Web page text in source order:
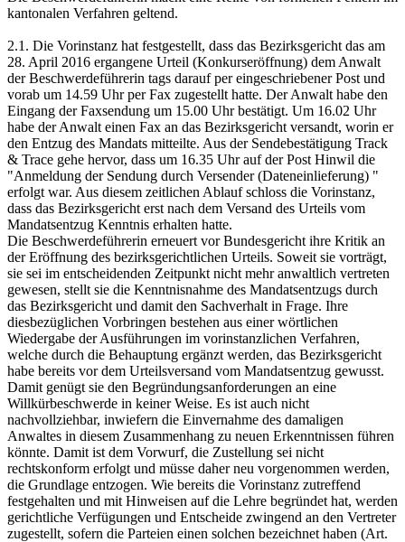
kantonalen Verfahren geltend.
2.1. Die Vorinstanz hat festgestellt, dass das Bezirksgericht das am
28. April 2016 ergangene Urteil (Konkurseröffnung) dem Anwalt
der Beschwerdeführerin tags darauf per eingeschriebener Post und
vorab um 14.59 Uhr per Fax zugestellt hatte. Der Anwalt habe den
Eingang der Faxsendung um 15.00 Uhr bestätigt. Um 16.02 Uhr
habe der Anwalt einen Fax an das Bezirksgericht versandt, worin er
den Entzug des Mandats mitteilte. Aus der Sendebestätigung Track
& Trace gehe hervor, dass um 16.35 Uhr auf der Post Hinwil die
"Anmeldung der Sendung durch Versender (Dateneinlieferung) "
erfolgt war. Aus diesem zeitlichen Ablauf schloss die Vorinstanz,
dass das Bezirksgericht erst nach dem Versand des Urteils vom
Mandatsentzug Kenntnis erhalten hatte.
Die Beschwerdeführerin erneuert vor Bundesgericht ihre Kritik an
der Eröffnung des bezirksgerichtlichen Urteils. Soweit sie vorträgt,
sie sei im entscheidenden Zeitpunkt nicht mehr anwaltlich vertreten
gewesen, stellt sie die Kenntnisnahme des Mandatsentzugs durch
das Bezirksgericht und damit den Sachverhalt in Frage. Ihre
diesbezüglichen Vorbringen bestehen aus einer wörtlichen
Wiedergabe der Ausführungen im vorinstanzlichen Verfahren,
welche durch die Behauptung ergänzt werden, das Bezirksgericht
habe bereits vor dem Urteilsversand vom Mandatsentzug gewusst.
Damit genügt sie den Begründungsanforderungen an eine
Willkürbeschwerde in keiner Weise. Es ist auch nicht
nachvollziehbar, inwiefern die Einvernahme des damaligen
Anwaltes in diesem Zusammenhang zu neuen Erkenntnissen führen
könnte. Damit ist dem Vorwurf, die Zustellung sei nicht
rechtskonform erfolgt und müsse daher neu vorgenommen werden,
die Grundlage entzogen. Wie bereits die Vorinstanz zutreffend
festgehalten und mit Hinweisen auf die Lehre begründet hat, werden
gerichtliche Verfügungen und Entscheide zwingend an den Vertreter
zugestellt, sofern die Parteien einen solchen bezeichnet haben (Art.